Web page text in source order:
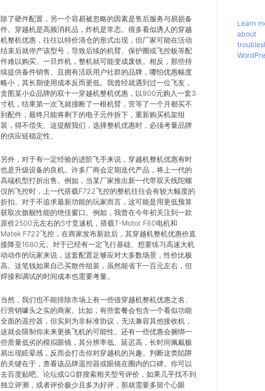
除了硬件配置，另一个容易被忽略的因素是售后服务与易损备
件。穿越机是高频消耗品，炸机是常态。很多看似诱人的穿越
机整机优惠，往往以特价清仓的形式出现，但厂家可能在活动
结束后就停产该型号，导致后续的机臂、保护圈或飞控板等配
件难以购买。一旦炸机，整机就可能变成废铁。相反，那些持
续提供备件销售、且拥有活跃用户社群的品牌，哪怕优惠幅度
略小，其长期使用成本反而更低。我曾经就遇到过一位飞友，
贪图某小众品牌的双十一穿越机整机优惠，以900元购入一套3
寸机，结果第一次飞就撞断了一根机臂，苦等了一个月都买不
到配件，最终只能将剩下的电子元件拆下，重新购买机架组
装，得不偿失。这提醒我们，选择整机优惠时，必须考量品牌
的供应链稳定性。
另外，对于有一定经验的进阶飞手来说，穿越机整机优惠有时
也是升级设备的良机。许多厂商会定期迭代产品，将上一代的
高端机型打折出售。例如，当某厂家推出新一代带双天线陀螺
仪的飞控时，上一代搭载F722飞控的整机往往会有较大幅度的
折扣。对于不追求最新功能的玩家而言，这可能是用更低预算
获取次旗舰性能的绝佳窗口。例如，我曾在今年初关注到一款
原价2500元左右的5寸竞速机，搭载T-Motor F60电机和
Matek F722飞控，在商家发布新款后，其穿越机整机优惠价直
接降至1680元。对于已经有一定飞行基础、想要练习高速大机
动动作的玩家来说，这套配置足够应对大多数场景，性价比极
高。这笔钱如果自己买散件组装，虽然能省下一百元左右，但
焊接和调试的时间成本也需要考量。
当然，我们也不能排除市场上有一些借穿越机整机优惠之名、
行营销噱头之实的商家。比如，有些套餐会包含一个看似功能
全面的遥控器，但实则为非标准协议，无法兼容其他接收机，
这就会限制你未来更换飞机的可能性。还有一些优惠会捆绑一
些质量低劣的模拟眼镜，其分辨率低、延迟高，长时间佩戴极
易出现眩晕感，反而会打击你对穿越机的兴趣。判断这类陷阱
的关键在于，查看该品牌遥控器或眼镜在圈内的口碑。你可以
去百度贴吧、论坛或QQ群搜索相关型号评价，如果几乎找不到
独立评测，或者评价极少且多为好评，那就需要多留个心眼
Learn
about